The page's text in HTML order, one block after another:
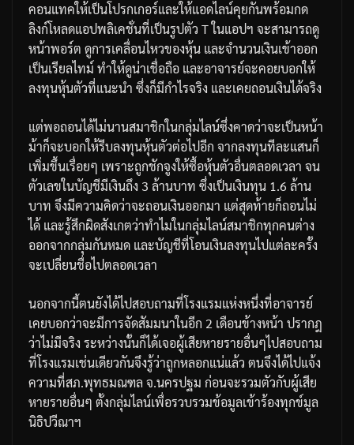
คอนแทคให้เป็นโปรกเกอร์และให้แอดไลน์คุยกันพร้อมกด
ลิงก์โหลดแอปพลิเคชั่นที่เป็นรูปตัว Tในแอปฯ จะสามารถดู
หน้าพอร์ต ดูการเคลื่อนไหวของหุ้น และจำนวนเงินเข้าออก
เป็นเรียลไทม์ ทำให้ดูน่าเชื่อถือ และอาจารย์จะคอยบอกให้
ลงทุนหุ้นตัวที่แนะนำ ซึ่งก็มีกำไรจริง และเคยถอนเงินได้จริง
แต่พอถอนได้ไม่นานสมาชิกในกลุ่มไลน์ซึ่งคาดว่าจะเป็นหน้า
ม้าก็จะบอกให้รีบลงทุนหุ้นตัวต่อไปอีก จากลงทุนทีละแสนก็
เพิ่มขึ้นเรื่อยๆ เพราะถูกชักจูงให้ซื้อหุ้นตัวอื่นตลอดเวลา จน
ตัวเลขในบัญชีมีเงินถึง 3 ล้านบาท ซึ่งเป็นเงินทุน 1.6 ล้าน
บาท จึงมีความคิดว่าจะถอนเงินออกมา แต่สุดท้ายก็ถอนไม่
ได้ และรู้สึกผิดสังเกตว่าทำไมในกลุ่มไลน์สมาชิกทุกคนต่าง
ออกจากกลุ่มกันหมด และบัญชีที่โอนเงินลงทุนไปแต่ละครั้ง
จะเปลี่ยนชื่อไปตลอดเวลา
นอกจากนี้ตนยังได้ไปสอบถามที่โรงแรมแห่งหนึ่งที่อาจารย์
เคยบอกว่าจะมีการจัดสัมมนาในอีก 2 เดือนข้างหน้า ปรากฎ
ว่าไม่มีจริง ระหว่างนั้นก็ได้เจอผู้เสียหายรายอื่นๆไปสอบถาม
ที่โรงแรมเช่นเดียวกันจึงรู้ว่าถูกหลอกแน่แล้ว ตนจึงได้ไปแจ้ง
ความที่สภ.พุทธมณฑล จ.นครปฐม ก่อนจะรวมตัวกับผู้เสีย
หายรายอื่นๆ ตั้งกลุ่มไลน์เพื่อรวบรวมข้อมูลเข้าร้องทุกข์มูล
นิธิปวีณาฯ